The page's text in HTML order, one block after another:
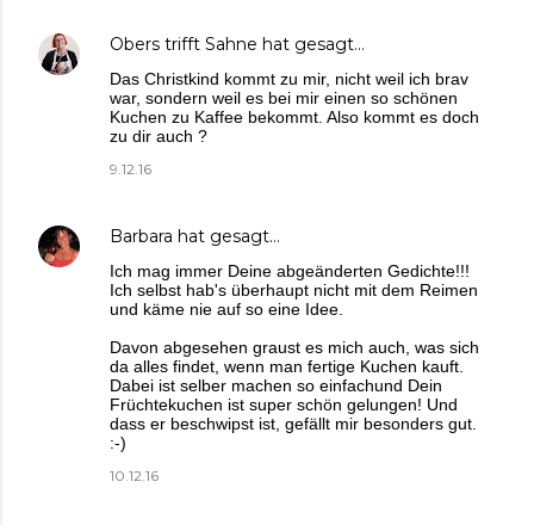
Obers trifft Sahne hat gesagt…
Das Christkind kommt zu mir, nicht weil ich brav
war, sondern weil es bei mir einen so schönen
Kuchen zu Kaffee bekommt. Also kommt es doch
zu dir auch ?
9.12.16
Barbara hat gesagt…
Ich mag immer Deine abgeänderten Gedichte!!!
Ich selbst hab's überhaupt nicht mit dem Reimen
und käme nie auf so eine Idee.
Davon abgesehen graust es mich auch, was sich
da alles findet, wenn man fertige Kuchen kauft.
Dabei ist selber machen so einfachund Dein
Früchtekuchen ist super schön gelungen! Und
dass er beschwipst ist, gefällt mir besonders gut.
:-)
10.12.16